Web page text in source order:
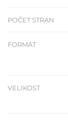
POČET STRAN
FORMÁT
VELIKOST